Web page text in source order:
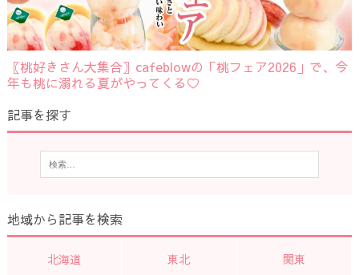
〖桃好きさん大集合〗cafeblowの「桃フェア2026」で、今
年も桃に溺れる夏がやってくる♡
記事を探す
地域から記事を検索
北海道 東北 関東